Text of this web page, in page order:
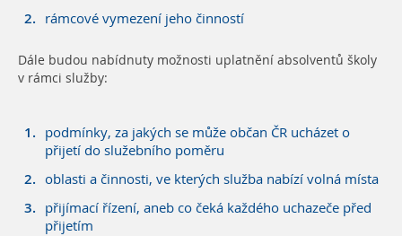
rámcové vymezení jeho činností
Dále budou nabídnuty možnosti uplatnění absolventů školy
v rámci služby:
podmínky, za jakých se může občan ČR ucházet o
přijetí do služebního poměru
oblasti a činnosti, ve kterých služba nabízí volná místa
přijímací řízení, aneb co čeká každého uchazeče před
přijetím